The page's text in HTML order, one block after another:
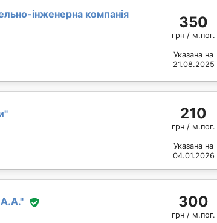
інженерна компанія
350
грн / м.пог.
Указана на
21.08.2025
" 210
грн / м.пог.
Указана на
04.01.2026
" 300
грн / м.пог.